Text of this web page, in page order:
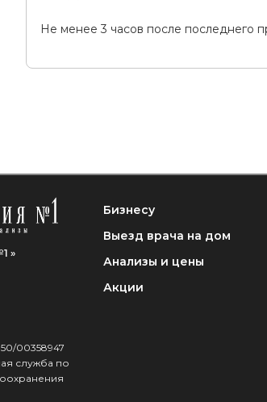
Не менее 3 часов после последнего
»
00358947
служба по
Бизнесу
Выезд врача на дом
Анализы и цены
Акции